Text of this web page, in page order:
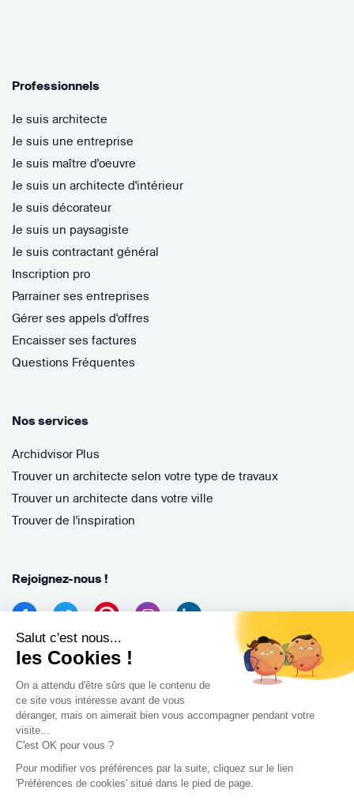
Salut c'est nous...
les Cookies !
On a attendu d'être sûrs que le contenu de
ce site vous intéresse avant de vous
déranger, mais on aimerait bien vous accompagner pendant votre
visite...
C'est OK pour vous ?
Pour modifier vos préférences par la suite, cliquez sur le lien
'Préférences de cookies' situé dans le pied de page.
Professionnels
Je suis architecte
Je suis une entreprise
Je suis maître d'oeuvre
Je suis un architecte d'intérieur
Je suis décorateur
Je suis un paysagiste
Je suis contractant général
Inscription pro
Parrainer ses entreprises
Gérer ses appels d'offres
Encaisser ses factures
Questions Fréquentes
Nos services
Archidvisor Plus
Trouver un architecte selon votre type de travaux
Trouver un architecte dans votre ville
Trouver de l'inspiration
Rejoignez-nous !
Archidvisor
13 Rue des Cordeliers, 33000 Bordeaux, France
Copyright 2021